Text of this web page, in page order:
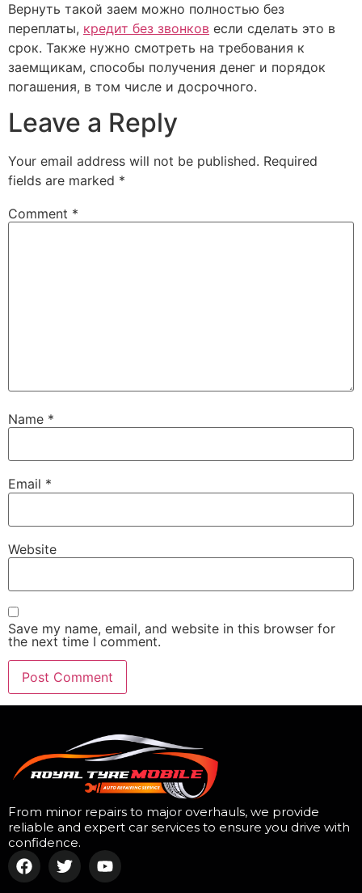
Вернуть такой заем можно полностью без
переплаты, кредит без звонков если сделать это в
срок. Также нужно смотреть на требования к
заемщикам, способы получения денег и порядок
погашения, в том числе и досрочного.
Leave a Reply
Your email address will not be published. Required
fields are marked *
Comment *
Name *
Email *
Website
Save my name, email, and website in this browser for
the next time I comment.
From minor repairs to major overhauls, we provide
reliable and expert car services to ensure you drive with
confidence.